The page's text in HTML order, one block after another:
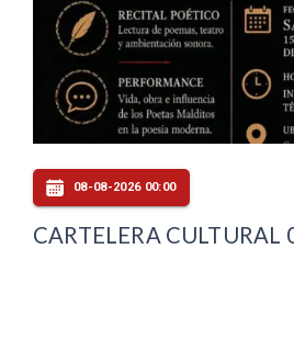
08-08-2026 00:00
CARTELERA CULTURAL